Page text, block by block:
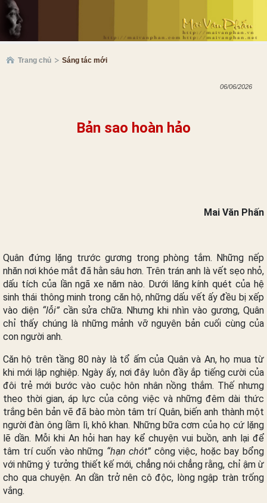
Trang chủ Sáng tác mới
06/06/2026
Bản sao hoàn hảo
Mai Văn Phấn
Quân đứng lặng trước gương trong phòng tắm. Những nếp
nhăn nơi khóe mắt đã hằn sâu hơn. Trên trán anh là vết sẹo nhỏ,
dấu tích của lần ngã xe năm nào. Dưới lăng kính quét của hệ
sinh thái thông minh trong căn hộ, những dấu vết ấy đều bị xếp
vào diện “lỗi”cần sửa chữa. Nhưng khi nhìn vào gương, Quân
chỉ thấy chúng là những mảnh vỡ nguyên bản cuối cùng của
con người anh.
Căn hộ trên tầng 80 này là tổ ấm của Quân và An, họ mua từ
khi mới lập nghiệp. Ngày ấy, nơi đây luôn đầy ắp tiếng cười của
đôi trẻ mới bước vào cuộc hôn nhân nồng thắm. Thế nhưng
theo thời gian, áp lực của công việc và những đêm dài thức
trắng bên bản vẽ đã bào mòn tâm trí Quân, biến anh thành một
người đàn ông lầm lì, khô khan. Những bữa cơm của họ cứ lặng
lẽ dần. Mỗi khi An hỏi han hay kể chuyện vui buồn, anh lại để
tâm trí cuốn vào những “hạn chót” công việc, hoặc bay bổng
với những ý tưởng thiết kế mới, chẳng nói chẳng rằng, chỉ ậm ừ
cho qua chuyện. An dần trở nên cô độc, lòng ngập tràn trống
vắng.